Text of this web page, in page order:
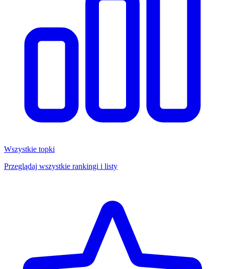
Wszystkie topki
Przeglądaj wszystkie rankingi i listy